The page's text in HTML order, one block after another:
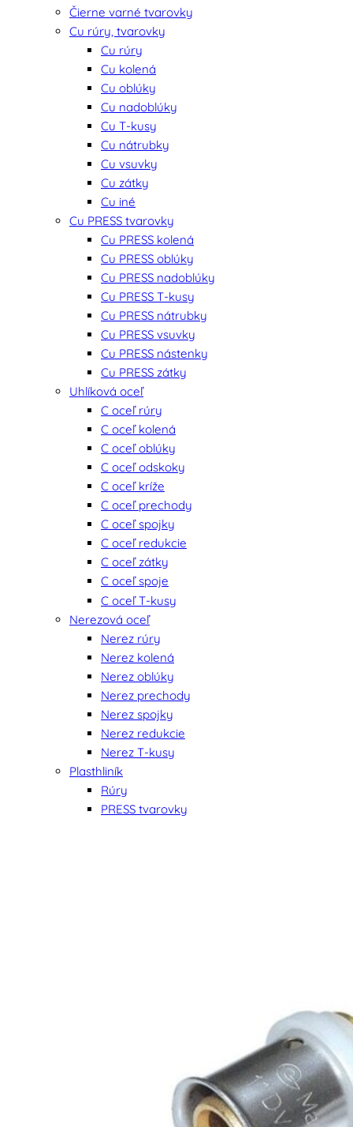
Čierne varné tvarovky
Cu rúry, tvarovky
Cu rúry
Cu kolená
Cu oblúky
Cu nadoblúky
Cu T-kusy
Cu nátrubky
Cu vsuvky
Cu zátky
Cu iné
Cu PRESS tvarovky
Cu PRESS kolená
Cu PRESS oblúky
Cu PRESS nadoblúky
Cu PRESS T-kusy
Cu PRESS nátrubky
Cu PRESS vsuvky
Cu PRESS nástenky
Cu PRESS zátky
Uhlíková oceľ
C oceľ rúry
C oceľ kolená
C oceľ oblúky
C oceľ odskoky
C oceľ kríže
C oceľ prechody
C oceľ spojky
C oceľ redukcie
C oceľ zátky
C oceľ spoje
C oceľ T-kusy
Nerezová oceľ
Nerez rúry
Nerez kolená
Nerez oblúky
Nerez prechody
Nerez spojky
Nerez redukcie
Nerez T-kusy
Plasthliník
Rúry
PRESS tvarovky